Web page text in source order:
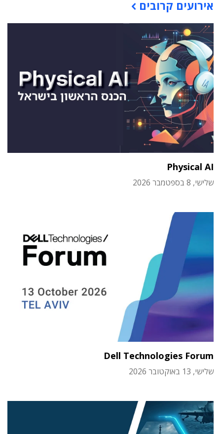
אירועים קרובים
Physical AI
שלישי, 8 בספטמבר 2026
Dell Technologies Forum
שלישי, 13 באוקטובר 2026